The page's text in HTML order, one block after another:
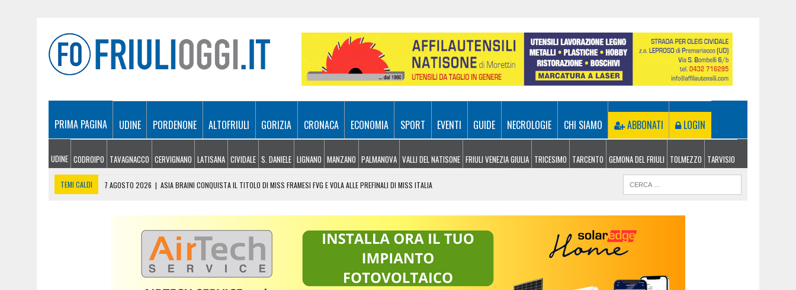
PRIMA PAGINA UDINE PORDENONE ALTOFRIULI GORIZIA CRONACA ECONOMIA SPORT EVENTI GUIDE NECROLOGIE CHI SIAMO ABBONATI LOGIN
UDINE CODROIPO TAVAGNACCO CERVIGNANO LATISANA CIVIDALE S. DANIELE LIGNANO MANZANO PALMANOVA VALLI DEL NATISONE FRIULI VENEZIA GIULIA TRICESIMO TARCENTO GEMONA DEL FRIULI TOLMEZZO TARVISIO
TEMI CALDI 7 AGOSTO 2026 | ASIA BRAINI CONQUISTA IL TITOLO DI MISS FRAMESI FVG E VOLA ALLE PREFINALI DI MISS ITALIA
INCENDI IN FVG, NUOVI FOCOLAI A TRAMONTI: ELICOTTERO IN AZIONE SUL MONTE VALCALDA
TRUFFE AGLI ANZIANI NEL PORDENONESE, PRESO A ROMA IL FINTO CARABINIERE: RECUPERATO TUTTO IL BOTTINO